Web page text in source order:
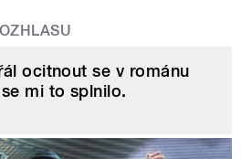
ocitnout se v románu
mi to splnilo.